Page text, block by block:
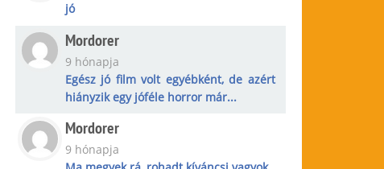
jó
Mordorer
9 hónapja
Egész jó film volt egyébként, de azért
hiányzik egy jóféle horror már...
Mordorer
9 hónapja